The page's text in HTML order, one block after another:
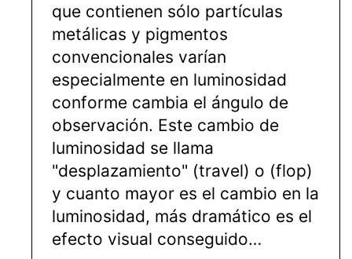
que contienen sólo partículas
metálicas y pigmentos
convencionales varían
especialmente en luminosidad
conforme cambia el ángulo de
observación. Este cambio de
luminosidad se llama
"desplazamiento" (travel) o (flop)
y cuanto mayor es el cambio en la
luminosidad, más dramático es el
efecto visual conseguido…